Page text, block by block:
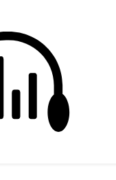
音资源